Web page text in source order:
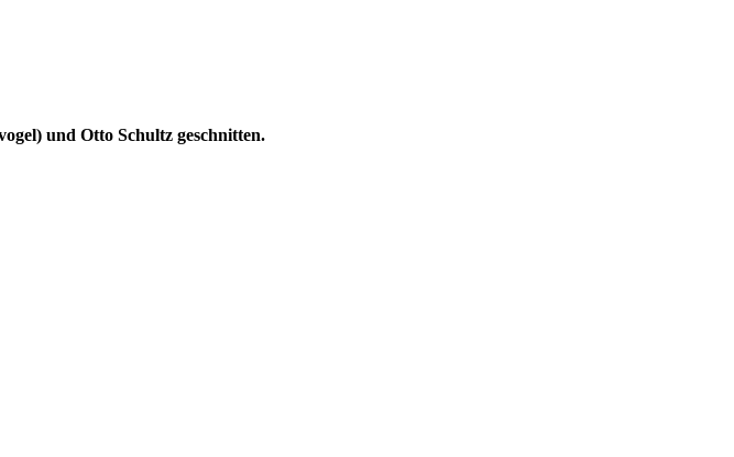
und Otto Schultz geschnitten.